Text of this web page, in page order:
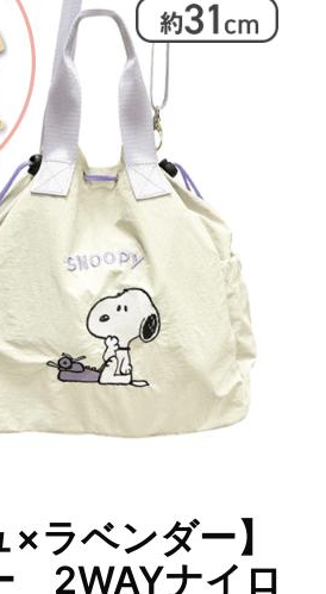
×ラベンダー】
2WAYナイロ